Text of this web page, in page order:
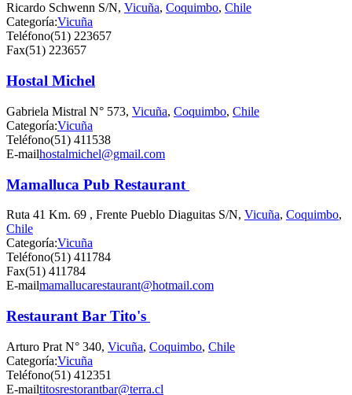
Ricardo Schwenn S/N, Vicuña, Coquimbo, Chile
Categoría:Vicuña
Teléfono(51) 223657
Fax(51) 223657
Hostal Michel
Gabriela Mistral N° 573, Vicuña, Coquimbo, Chile
Categoría:Vicuña
Teléfono(51) 411538
E-mailhostalmichel@gmail.com
Mamalluca Pub Restaurant
Ruta 41 Km. 69 , Frente Pueblo Diaguitas S/N, Vicuña, Coquimbo,
Chile
Categoría:Vicuña
Teléfono(51) 411784
Fax(51) 411784
E-mailmamallucarestaurant@hotmail.com
Restaurant Bar Tito's
Arturo Prat N° 340, Vicuña, Coquimbo, Chile
Categoría:Vicuña
Teléfono(51) 412351
E-mailtitosrestorantbar@terra.cl